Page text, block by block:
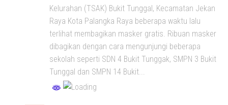
Kelurahan (TSAK) Bukit Tunggal, Kecamatan Jekan
Raya Kota Palangka Raya beberapa waktu lalu
terlihat membagikan masker gratis. Ribuan masker
dibagikan dengan cara mengunjungi beberapa
sekolah seperti SDN 4 Bukit Tunggak, SMPN 3 Bukit
Tunggal dan SMPN 14 Bukit...